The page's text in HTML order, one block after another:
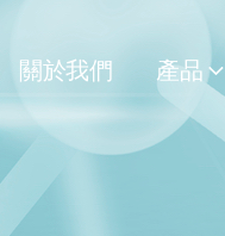
關於我們 產品